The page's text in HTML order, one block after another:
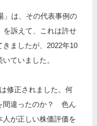
」は、その代表事例の
を訴えて、これは許せ
ましたが、2022年10
ていました。
修正されました。何
間違ったのか？ 色ん
が正しい株価評価を